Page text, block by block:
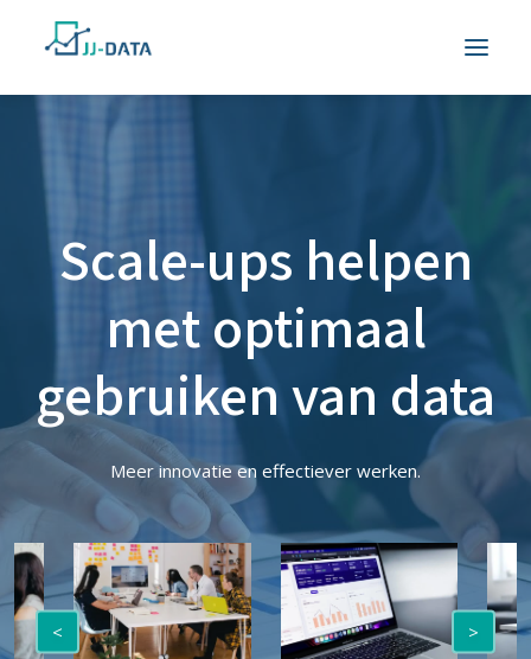
Scale-ups helpen
met optimaal
gebruiken van data
Meer innovatie en effectiever werken.
< >